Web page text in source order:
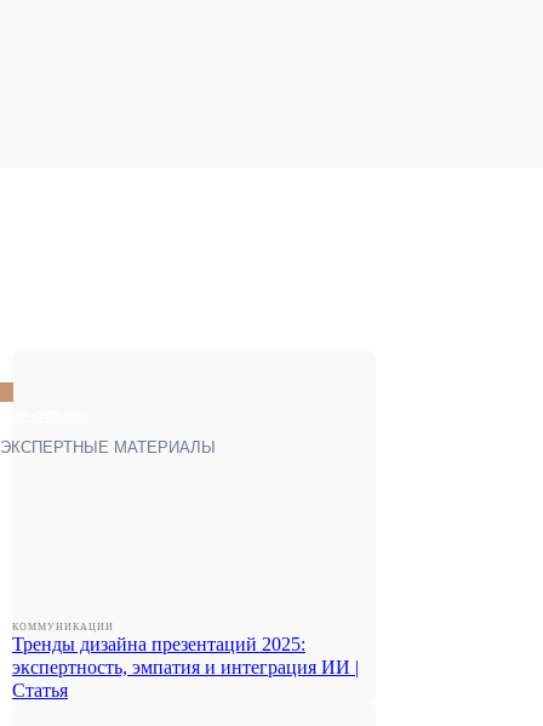
КОММУНИКАЦИИ
Тренды дизайна презентаций 2025:
экспертность, эмпатия и интеграция ИИ |
Статья